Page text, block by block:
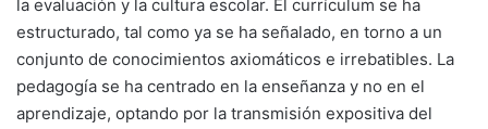
la evaluación y la cultura escolar. El currículum se ha
estructurado, tal como ya se ha señalado, en torno a un
conjunto de conocimientos axiomáticos e irrebatibles. La
pedagogía se ha centrado en la enseñanza y no en el
aprendizaje, optando por la transmisión expositiva del